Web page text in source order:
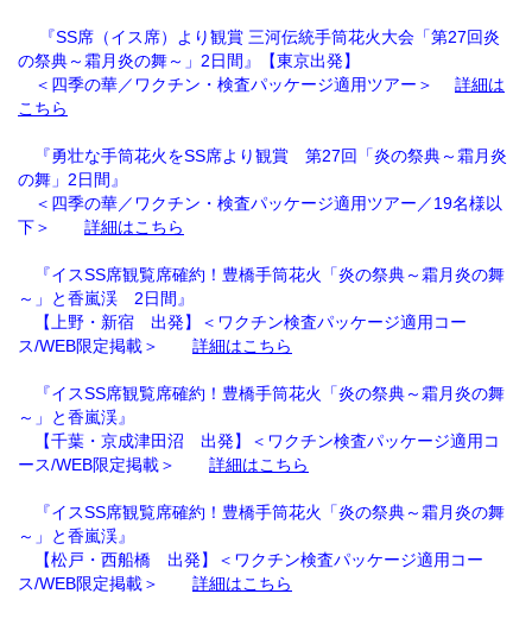
『SS席（イス席）より観賞 三河伝統手筒花火大会「第27回炎
の祭典～霜月炎の舞～」2日間』【東京出発】
＜四季の華／ワクチン・検査パッケージ適用ツアー＞
詳細は
こちら
『勇壮な手筒花火をSS席より観賞 第27回「炎の祭典～霜月炎
の舞」2日間』
＜四季の華／ワクチン・検査パッケージ適用ツアー／19名様以
下＞
詳細はこちら
『イスSS席観覧席確約！豊橋手筒花火「炎の祭典～霜月炎の舞
～」と香嵐渓 2日間』
【上野・新宿 出発】＜ワクチン検査パッケージ適用コー
ス/WEB限定掲載＞
詳細はこちら
『イスSS席観覧席確約！豊橋手筒花火「炎の祭典～霜月炎の舞
～」と香嵐渓』
【千葉・京成津田沼 出発】＜ワクチン検査パッケージ適用コ
ース/WEB限定掲載＞
詳細はこちら
『イスSS席観覧席確約！豊橋手筒花火「炎の祭典～霜月炎の舞
～」と香嵐渓』
【松戸・西船橋 出発】＜ワクチン検査パッケージ適用コー
ス/WEB限定掲載＞
詳細はこちら